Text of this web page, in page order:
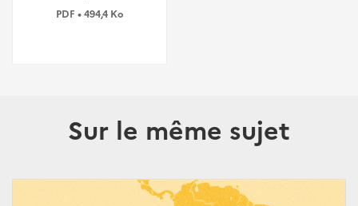
PDF • 494,4 Ko
Sur le même sujet